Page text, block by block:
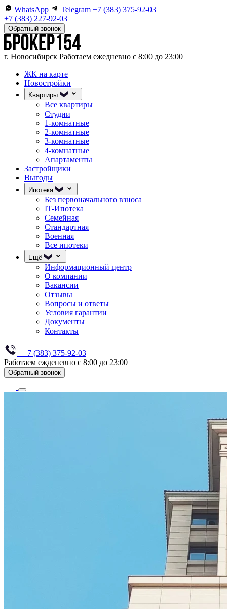
WhatsApp Telegram +7 (383) 375-92-03
+7 (383) 227-92-03
Обратный звонок
г. Новосибирск Работаем ежедневно с 8:00 до 23:00
ЖК на карте
Новостройки
Квартиры
Все квартиры
Студии
1-комнатные
2-комнатные
3-комнатные
4-комнатные
Апартаменты
Застройщики
Выгоды
Ипотека
Без первоначального взноса
IT-Ипотека
Семейная
Стандартная
Военная
Все ипотеки
Ещё
Информационный центр
О компании
Вакансии
Отзывы
Вопросы и ответы
Условия гарантии
Документы
Контакты
+7 (383) 375-92-03
Работаем ежденевно с 8:00 до 23:00
Обратный звонок